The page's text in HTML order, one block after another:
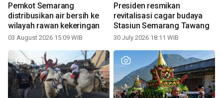
Pemkot Semarang
distribusikan air bersih ke
wilayah rawan kekeringan
03 August 2026 15:09 WIB
Presiden resmikan
revitalisasi cagar budaya
Stasiun Semarang Tawang
30 July 2026 18:11 WIB